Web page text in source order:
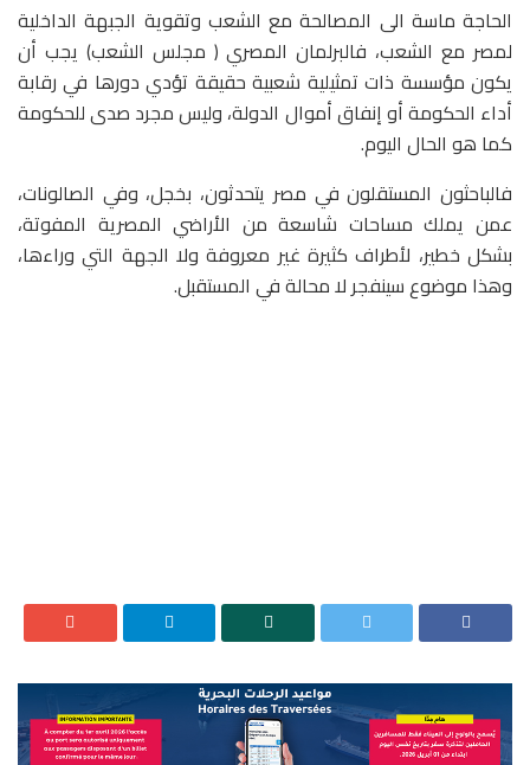
الحاجة ماسة الى المصالحة مع الشعب وتقوية الجبهة الداخلية
لمصر مع الشعب، فالبرلمان المصري ( مجلس الشعب) يجب أن
يكون مؤسسة ذات تمثيلية شعبية حقيقة تؤدي دورها في رقابة
أداء الحكومة أو إنفاق أموال الدولة، وليس مجرد صدى للحكومة
كما هو الحال اليوم.
فالباحثون المستقلون في مصر يتحدثون، بخجل، وفي الصالونات،
عمن يملك مساحات شاسعة من الأراضي المصرية المفوتة،
بشكل خطير، لأطراف كثيرة غير معروفة ولا الجهة التي وراءها،
وهذا موضوع سينفجر لا محالة في المستقبل.